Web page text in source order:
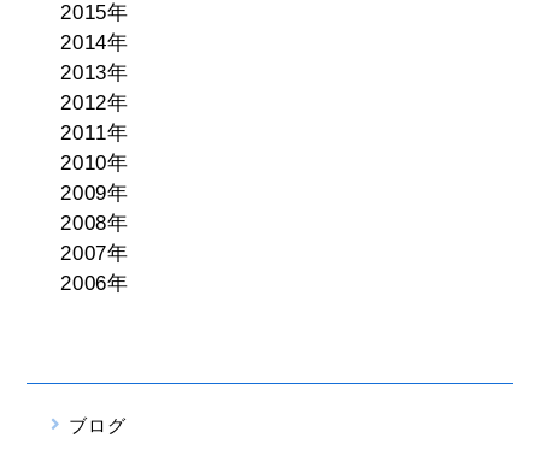
2015年
2014年
2013年
2012年
2011年
2010年
2009年
2008年
2007年
2006年
ブログ